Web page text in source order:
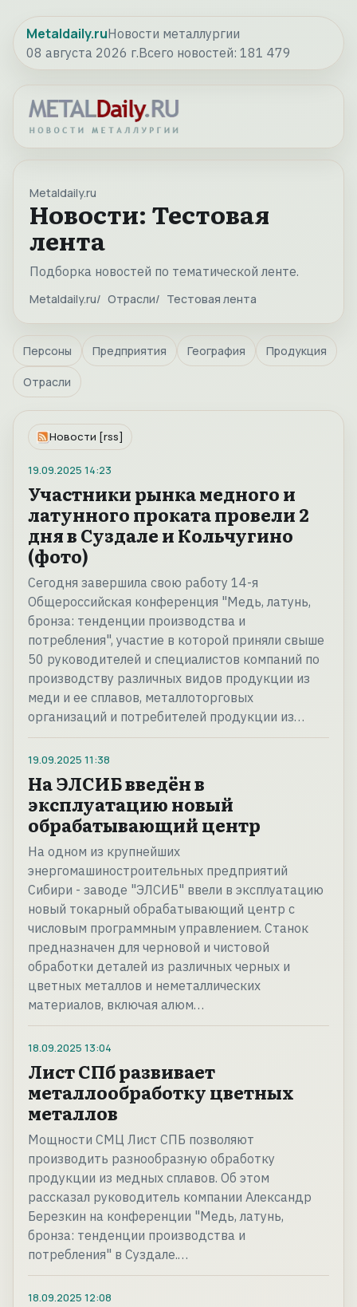
Metaldaily.ruНовости металлургии
08 августа 2026 г.Всего новостей: 181 479
Metaldaily.ru
Новости: Тестовая
лента
Подборка новостей по тематической ленте.
Metaldaily.ru Отрасли Тестовая лента
Персоны Предприятия География Продукция
Отрасли
Новости [rss]
19.09.2025 14:23
Участники рынка медного и
латунного проката провели 2
дня в Суздале и Кольчугино
(фото)
Сегодня завершила свою работу 14-я
Общероссийская конференция "Медь, латунь,
бронза: тенденции производства и
потребления", участие в которой приняли свыше
50 руководителей и специалистов компаний по
производству различных видов продукции из
меди и ее сплавов, металлоторговых
организаций и потребителей продукции из…
19.09.2025 11:38
На ЭЛСИБ введён в
эксплуатацию новый
обрабатывающий центр
На одном из крупнейших
энергомашиностроительных предприятий
Сибири - заводе "ЭЛСИБ" ввели в эксплуатацию
новый токарный обрабатывающий центр с
числовым программным управлением. Станок
предназначен для черновой и чистовой
обработки деталей из различных черных и
цветных металлов и неметаллических
материалов, включая алюм…
18.09.2025 13:04
Лист СПб развивает
металлообработку цветных
металлов
Мощности СМЦ Лист СПБ позволяют
производить разнообразную обработку
продукции из медных сплавов. Об этом
рассказал руководитель компании Александр
Березкин на конференции "Медь, латунь,
бронза: тенденции производства и
потребления" в Суздале.…
18.09.2025 12:08